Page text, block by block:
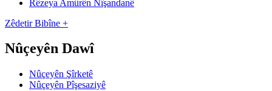
Rêzeya Amûrên Nîşandanê
Zêdetir Bibîne +
Nûçeyên Dawî
Nûçeyên Şîrketê
Nûçeyên Pîşesaziyê